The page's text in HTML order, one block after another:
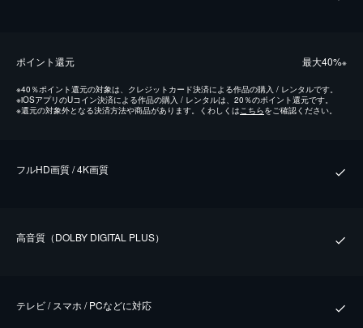
ポイント還元 最⼤40%※
※40％ポイント還元の対象は、クレジットカード決済による作品の購入 / レンタルです。
※iOSアプリのUコイン決済による作品の購入 / レンタルは、20％のポイント還元です。
※還元の対象外となる決済方法や商品があります。くわしくはこちらをご確認ください。
フルHD画質 / 4K画質
⾼⾳質（DOLBY DIGITAL PLUS）
テレビ / スマホ / PCなどに対応